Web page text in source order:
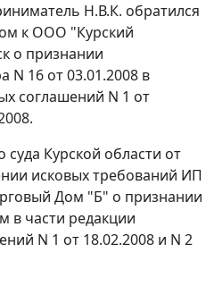
Н.В.К. обратился
к ООО "Курский
о признании
N 16 от 03.01.2008 в
соглашений N 1 от
Курской области от
исковых требований ИП
Дом "Б" о признании
в части редакции
N 1 от 18.02.2008 и N 2